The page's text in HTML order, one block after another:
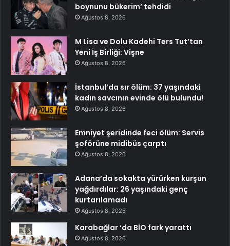
boynunu bükerim’ tehdidi
Ağustos 8, 2026
M Lisa ve Dolu Kadehi Ters Tut’tan
Yeni İş Birliği: Vişne
Ağustos 8, 2026
İstanbul’da sır ölüm: 37 yaşındaki
kadın savcının evinde ölü bulundu!
Ağustos 8, 2026
Emniyet şeridinde feci ölüm: Servis
şoförüne midibüs çarptı
Ağustos 8, 2026
Adana’da sokakta yürürken kurşun
yağdırdılar: 26 yaşındaki genç
kurtarılamadı
Ağustos 8, 2026
Karabağlar ‘da BİO fark yarattı
Ağustos 8, 2026